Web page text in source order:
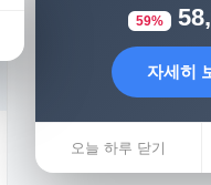
59%
자세히
오늘 하루 닫기